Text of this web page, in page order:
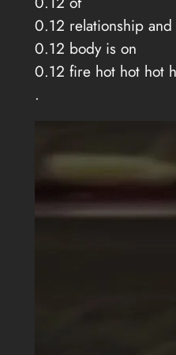
0.12 relationship
0.12 body is on
0.12 fire hot hot hot
.